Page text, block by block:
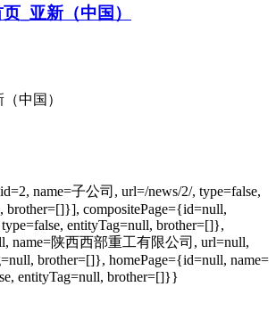
_亚新（中国）
中国）
name=子公司, url=/news/2/, type=false,
brother=[]}], compositePage={id=null,
entityTag=null, brother=[]},
name=陕西西部重工有限公司, url=null,
brother=[]}, homePage={id=null, name=
entityTag=null, brother=[]}}